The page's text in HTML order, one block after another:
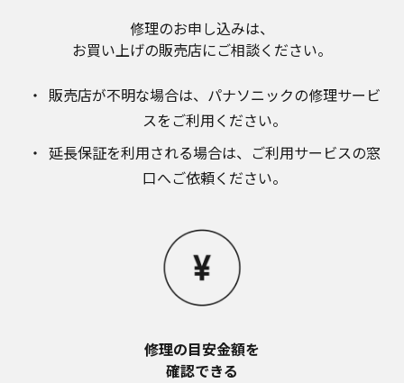
会社に直接お問い合わせください。
本ウェブサイトのサービスに係わる損害の免責
かったことにより万一損害（データの破損・業務の中
断・営業情報の損失などによる損害を含む）が生じ、
たとえそのような損害の発生や第三者からの賠償請求
の可能性があることについてあらかじめ知らされた場
合でも、当社は一切責任を負いませんことをご了承く
本ウェブサイトのサービスは予告なく中止、または内
容や条件を変更する場合があります。あらかじめご了
明書について、ご購入のお客様以外からのお問い合わ
せにはお応えできない場合がありますことを、ご了承
修理のお申し込みは、​
お買い上げの販売店にご相談ください。​
販売店が不明な場合は、​パナソニックの修理サービ
スをご利用ください。​
延長保証を利用される場合は、​ご利用サービスの窓
口へご依頼ください。
修理の目安金額を​
確認できる